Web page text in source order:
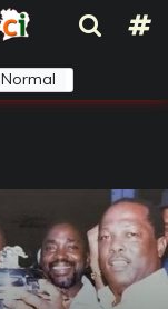
Normal